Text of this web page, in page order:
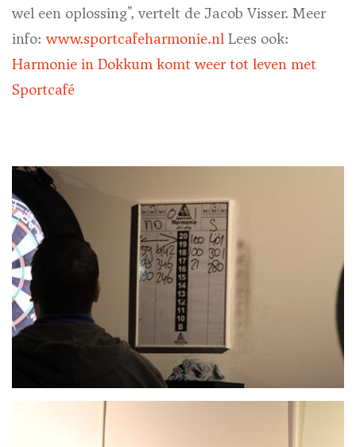
wel een oplossing", vertelt de Jacob Visser. Meer
info:www.sportcafeharmonie.nl Lees ook:
Harmonie in Dokkum komt weer tot leven met
Sportcafé